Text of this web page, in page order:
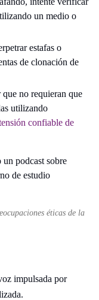
un medio o
estafas o
de clonación de
no requieran que
utilizando
confiable de
éticas de la
impulsada por